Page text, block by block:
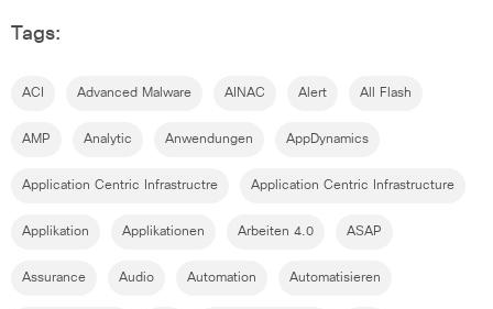
Tags:
ACI Advanced Malware AINAC Alert All Flash
AMP Analytic Anwendungen AppDynamics
Application Centric Infrastructre Application Centric Infrastructure
Applikation Applikationen Arbeiten 4.0 ASAP
Assurance Audio Automation Automatisieren